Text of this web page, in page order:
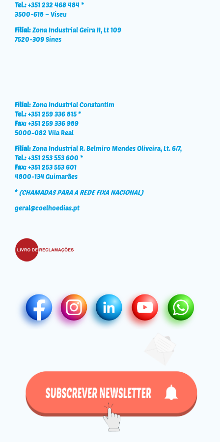
Tel.:+351 232 468 484 *
3500-618 – Viseu
Filial:Zona Industrial Geira II, Lt 109
7520-309 Sines
Filial:Zona Industrial Constantim
Tel.:+351 259 336 815 *
Fax:+351 259 336 989
5000-082 Vila Real
Filial:Zona Industrial R. Belmiro Mendes Oliveira, Lt. 6/7,
Tel.:+351 253 553 600 *
Fax:+351 253 553 601
4800-134 Guimarães
*(CHAMADAS PARA A REDE FIXA NACIONAL)
geral@coelhoedias.pt